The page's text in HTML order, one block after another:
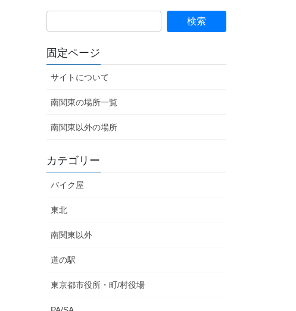
固定ページ
サイトについて
南関東の場所一覧
南関東以外の場所
カテゴリー
バイク屋
東北
南関東以外
道の駅
東京都市役所・町/村役場